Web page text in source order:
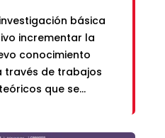
básica
incrementar la
conocimiento
través de trabajos
que se